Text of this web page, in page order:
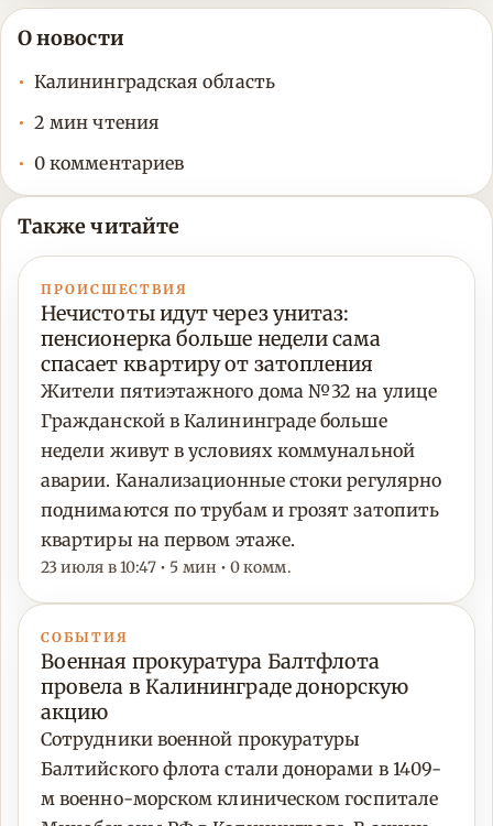
О новости
Калининградская область
2 мин чтения
0 комментариев
Также читайте
ПРОИСШЕСТВИЯ
Нечистоты идут через унитаз:
пенсионерка больше недели сама
спасает квартиру от затопления
Жители пятиэтажного дома №32 на улице
Гражданской в Калининграде больше
недели живут в условиях коммунальной
аварии. Канализационные стоки регулярно
поднимаются по трубам и грозят затопить
квартиры на первом этаже.
23 июля в 10:47 • 5 мин • 0 комм.
СОБЫТИЯ
Военная прокуратура Балтфлота
провела в Калининграде донорскую
акцию
Сотрудники военной прокуратуры
Балтийского флота стали донорами в 1409-
м военно-морском клиническом госпитале